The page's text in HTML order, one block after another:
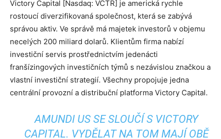
Victory Capital [Nasdaq: VCTR] je americká rychle
rostoucí diverzifikovaná společnost, která se zabývá
správou aktiv. Ve správě má majetek investorů v objemu
necelých 200 miliard dolarů. Klientům firma nabízí
investiční servis prostřednictvím jedenácti
franšízingových investičních týmů s nezávislou značkou a
vlastní investiční strategií. Všechny propojuje jedna
centrální provozní a distribuční platforma Victory Capital.
AMUNDI US SE SLOUČÍ S VICTORY
CAPITAL. VYDĚLAT NA TOM MAJÍ OBĚ